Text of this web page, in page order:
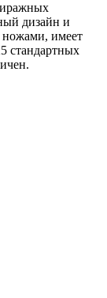
дизайн и
имеет
стандартных